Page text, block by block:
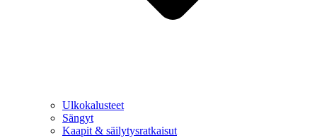
Ulkokalusteet
Sängyt
Kaapit & säilytysratkaisut